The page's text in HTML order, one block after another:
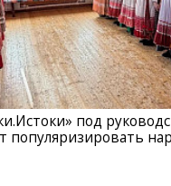
под
популяризировать